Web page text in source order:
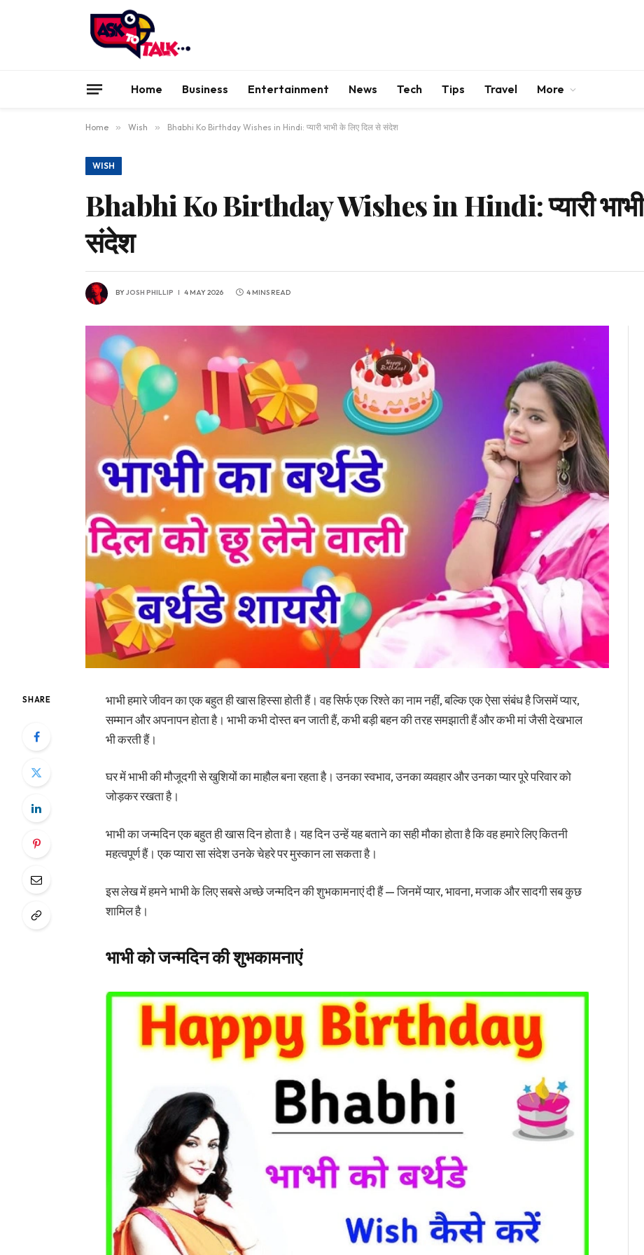
Home Business Entertainment News Tech Tips Travel More
Home » Wish » Bhabhi Ko Birthday Wishes in Hindi: प्यारी भाभी के लिए दिल से संदेश
WISH
Bhabhi Ko Birthday Wishes in Hindi: प्यारी
संदेश
BYJOSH PHILLIP 4 MAY 2026 4 MINS READ
SHARE
भाभी हमारे जीवन का एक बहुत ही खास हिस्सा होती हैं। वह सिर्फ एक रिश्ते का नाम नहीं, बल्कि एक ऐसा संबंध है जिसमें प्यार,
सम्मान और अपनापन होता है। भाभी कभी दोस्त बन जाती हैं, कभी बड़ी बहन की तरह समझाती हैं और कभी मां जैसी देखभाल
भी करती हैं।
घर में भाभी की मौजूदगी से खुशियों का माहौल बना रहता है। उनका स्वभाव, उनका व्यवहार और उनका प्यार पूरे परिवार को
जोड़कर रखता है।
भाभी का जन्मदिन एक बहुत ही खास दिन होता है। यह दिन उन्हें यह बताने का सही मौका होता है कि वह हमारे लिए कितनी
महत्वपूर्ण हैं। एक प्यारा सा संदेश उनके चेहरे पर मुस्कान ला सकता है।
इस लेख में हमने भाभी के लिए सबसे अच्छे जन्मदिन की शुभकामनाएं दी हैं — जिनमें प्यार, भावना, मजाक और सादगी सब कुछ
शामिल है।
भाभी को जन्मदिन की शुभकामनाएं